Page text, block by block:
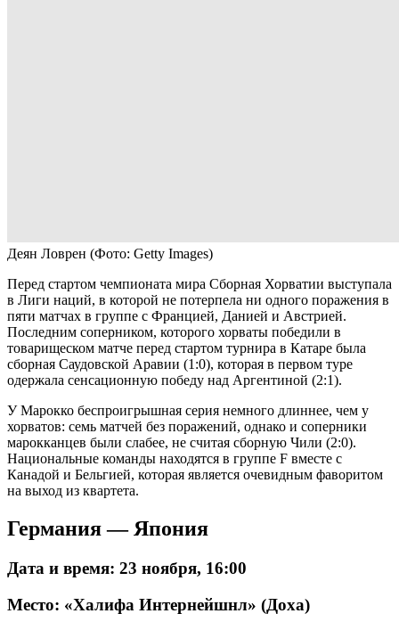
Деян Ловрен (Фото: Getty Images)
Перед стартом чемпионата мира Сборная Хорватии выступала
в Лиги наций, в которой не потерпела ни одного поражения в
пяти матчах в группе с Францией, Данией и Австрией.
Последним соперником, которого хорваты победили в
товарищеском матче перед стартом турнира в Катаре была
сборная Саудовской Аравии (1:0), которая в первом туре
одержала сенсационную победу над Аргентиной (2:1).
У Марокко беспроигрышная серия немного длиннее, чем у
хорватов: семь матчей без поражений, однако и соперники
марокканцев были слабее, не считая сборную Чили (2:0).
Национальные команды находятся в группе F вместе с
Канадой и Бельгией, которая является очевидным фаворитом
на выход из квартета.
Германия — Япония
Дата и время: 23 ноября, 16:00
Место: «Халифа Интернейшнл» (Доха)